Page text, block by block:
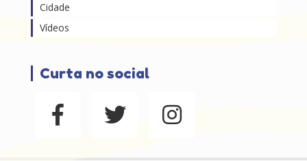
Cidade
Vídeos
Curta no social